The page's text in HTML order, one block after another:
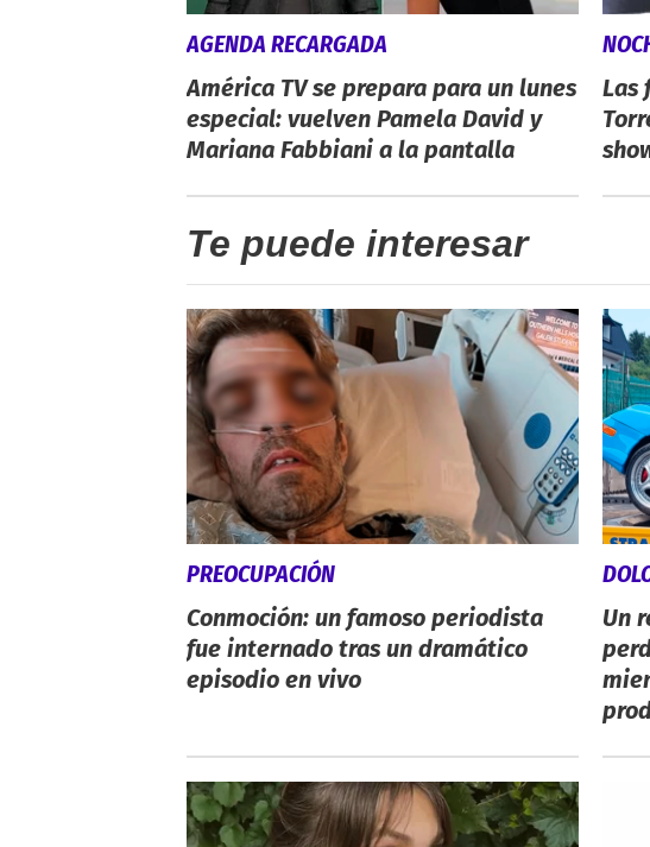
AGENDA RECARGADA
América TV se prepara para un lunes
especial: vuelven Pamela David y
Mariana Fabbiani a la pantalla
Las
Te puede interesar
PREOCUPACIÓN
Conmoción: un famoso periodista
fue internado tras un dramático
episodio en vivo
Un